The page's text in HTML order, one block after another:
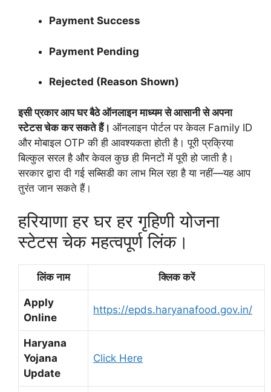
Payment Success
Payment Pending
Rejected (Reason Shown)
इसी प्रकार आप घर बैठे ऑनलाइन माध्यम से आसानी से अपना
स्टेटस चेक कर सकते हैं। ऑनलाइन पोर्टल पर केवल Family ID
और मोबाइल OTP की ही आवश्यकता होती है। पूरी प्रक्रिया
बिल्कुल सरल है और केवल कुछ ही मिनटों में पूरी हो जाती है।
सरकार द्वारा दी गई सब्सिडी का लाभ मिल रहा है या नहीं—यह आप
तुरंत जान सकते हैं।
हरियाणा हर घर हर गृहिणी योजना
स्टेटस चेक महत्वपूर्ण लिंक।
लिंक नाम क्लिक करें
Apply
Online
https://epds.haryanafood.gov.in/
Haryana
Yojana
Update
Click Here